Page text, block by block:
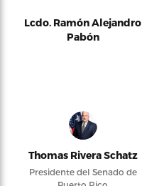
Lcdo. Ramón Alejandro
Pabón
Thomas Rivera Schatz
Presidente del Senado de